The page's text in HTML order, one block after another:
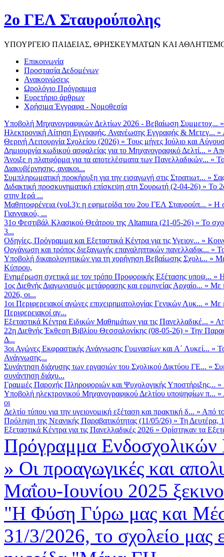
2ο ΓΕΛ Σταυρούπολης
ΥΠΟΥΡΓΕΙΟ ΠΑΙΔΕΙΑΣ, ΘΡΗΣΚΕΥΜΑΤΩΝ ΚΑΙ
Επικοινωνία
Προστασία Δεδομένων
Ανακοινώσεις
Ωρολόγιο Πρόγραμμα
Ευρετήριο άρθρων
Χρήσιμα Έγγραφα - Νομοθεσία
Υποβολή Μηχανογραφικών Δελτίων 2026 - Βεβαίωση Συμμετοχ...
Ηλεκτρονική Αίτηση Εγγραφής, Ανανέωσης Εγγραφής & Μετεγ... »
Θερινή Λειτουργία Σχολείου (2026) » Τους μήνες Ιούλιο και
Δημιουργία κωδικού ασφαλείας για το Μηχανογραφικό Δελτί... »
Άνοιξε η πλατφόρμα για τα αποτελέσματα των Πανελλαδικών... »
Διακυβέρνησης, ανακοι...
Συμπληρωματική προκήρυξη για την εισαγωγή στις Στρατιωτ... »
Διδακτική προσκυνηματική επίσκεψη στη Σουρωτή (2-04-26) » Το
στην Ιερά ...
Μαθητοφρένεια (vol.3): η εφημερίδα του 2ου ΓΕΛ Σταυρούπ... » Η
Γιαννακού, ...
31ο Φεστιβάλ Κλασικού Θεάτρου της Altamura (21-05-26) » Το
3...
Οδηγίες, Πρόγραμμα και Εξεταστικά Κέντρα για τις Υγειον... »
Οργάνωση και τρόπος διεξαγωγής επαναληπτικών πανελλαδικ... »
Υποβολή δικαιολογητικών για τη χορήγηση Βεβαίωσης Σχολι... »
Κύπρου,
Ενημέρωση σχετικά με τον τρόπο Προφορικής Εξέτασης υποψ... »
1ος Διεθνής Διαγωνισμός μετάφρασης και ερμηνείας Αρχαίο... » Με
2026, οι...
1οι Περιφερειακοί αγώνες επιχειρηματολογίας Γενικών Λυκ... » Με
Περιφερειακοί αγ...
Εξεταστικά Κέντρα Ειδικών Μαθημάτων για τις Πανελλαδικέ... »
22η Διεθνής Έκθεση Βιβλίου Θεσσαλονίκης (08-05-26) » Την
Δ...
3οι Αγώνες Εκφραστικής Ανάγνωσης Γυμνασίων και Α΄ Λυκεί... »
Ανάγνωσης...
Συνάντηση διάχυσης των εργασιών του Σχολικού Δικτύου ΓΕ... »
συνάντηση διάχυ...
Γραμμές Παροχής Πληροφοριών και Ψυχολογικής Υποστήριξης... »
Υποβολή ηλεκτρονικού Μηχανογραφικού Δελτίου υποψηφίων π... »
οι
Δελτίο τύπου για την υγειονομική εξέταση και πρακτική δ... » Από
Πρόληψη της Νεανικής Παραβατικότητας (11/05/26) » Τη Δευτέρα,
Εξεταστικά Κέντρα για τις Πανελλαδικές 2026 » Ορίστηκαν τα
Πρόγραμμα Ενδοσχολικών
» Οι προαγωγικές και
Μαΐου-Ιουνίου 2025
"Η Φύση Γύρω μας και
31/3/2026, το σχολείο μας